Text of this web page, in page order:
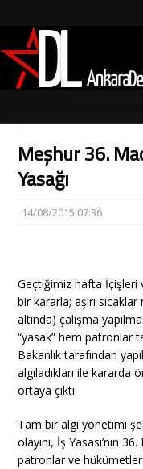
Meşhur 36.
Yasağı
14/08/2015 07:36
Geçtiğimiz hafta İçişleri
bir kararla; aşırı
altında) çalışma
“yasak” hem patronlar
Bakanlık tarafından
algıladıkları ile kararda
ortaya çıktı.
Tam bir algı yönetimi
olayını, İş Yasası’nın
patronlar ve hükümetler